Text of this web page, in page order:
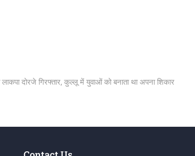
दोरजे गिरफ्तार, कुल्लू में युवाओं को बनाता था अपना शिकार